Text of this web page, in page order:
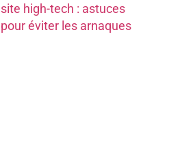
site high-tech : astuces
pour éviter les arnaques